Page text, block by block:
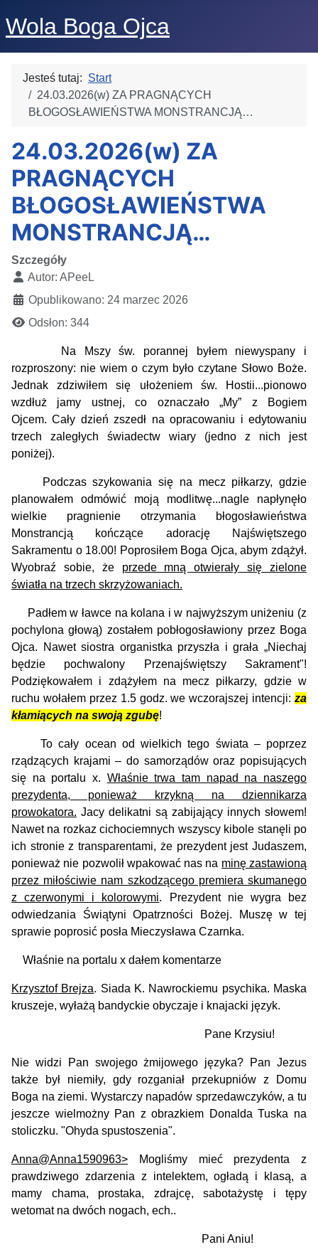
Wola Boga Ojca
Jesteś tutaj: Start
24.03.2026(w) ZA PRAGNĄCYCH
BŁOGOSŁAWIEŃSTWA MONSTRANCJĄ…
24.03.2026(w) ZA
PRAGNĄCYCH
BŁOGOSŁAWIEŃSTWA
MONSTRANCJĄ…
Szczegóły
Autor: APeeL
Opublikowano: 24 marzec 2026
Odsłon: 344
Na Mszy św. porannej byłem niewyspany i
rozproszony: nie wiem o czym było czytane Słowo Boże.
Jednak zdziwiłem się ułożeniem św. Hostii...pionowo
wzdłuż jamy ustnej, co oznaczało „My” z Bogiem
Ojcem.Cały dzień zszedł na opracowaniu i edytowaniu
trzech zaległych świadectw wiary (jedno z nich jest
poniżej).
Podczas szykowania się na mecz piłkarzy, gdzie
planowałem odmówić moją modlitwę...nagle napłynęło
wielkie pragnienie otrzymania błogosławieństwa
Monstrancją kończące adorację Najświętszego
Sakramentu o 18.00! Poprosiłem Boga Ojca, abym zdążył.
Wyobraź sobie, że przede mną otwierały się zielone
światła na trzech skrzyżowaniach.
Padłem w ławce na kolana i w najwyższym uniżeniu (z
pochylona głową) zostałem pobłogosławiony przez Boga
Ojca. Nawet siostra organistka przyszła i grała „Niechaj
będzie pochwalony Przenajświętszy Sakrament"!
Podziękowałem i zdążyłem na mecz piłkarzy, gdzie w
ruchu wołałem przez 1.5 godz. we wczorajszej intencji: za
kłamiących na swoją zgubę!
To cały ocean od wielkich tego świata – poprzez
rządzących krajami – do samorządów oraz popisujących
się na portalu x. Właśnie trwa tam napad na naszego
prezydenta, ponieważ krzykną na dziennikarza
prowokatora. Jacy delikatni są zabijający innych słowem!
Nawet na rozkaz cichociemnych wszyscy kibole stanęli po
ich stronie z transparentami, że prezydent jest Judaszem,
ponieważ nie pozwolił wpakować nas na minę zastawioną
przez miłościwie nam szkodzącego premiera skumanego
z czerwonymi i kolorowymi. Prezydent nie wygra bez
odwiedzania Świątyni Opatrzności Bożej. Muszę w tej
sprawie poprosić posła Mieczysława Czarnka.
Właśnie na portalu x dałem komentarze
Krzysztof Brejza. Siada K. Nawrockiemu psychika. Maska
kruszeje, wyłażą bandyckie obyczaje i knajacki język.
Pane Krzysiu!
Nie widzi Pan swojego żmijowego języka? Pan Jezus
także był niemiły, gdy rozganiał przekupniów z Domu
Boga na ziemi. Wystarczy napadów sprzedawczyków, a tu
jeszcze wielmożny Pan z obrazkiem Donalda Tuska na
stoliczku. "Ohyda spustoszenia".
Anna@Anna1590963> Mogliśmy mieć prezydenta z
prawdziwego zdarzenia z intelektem, ogładą i klasą, a
mamy chama, prostaka, zdrajcę, sabotażystę i tępy
wetomat na dwóch nogach, ech..
Pani Aniu!